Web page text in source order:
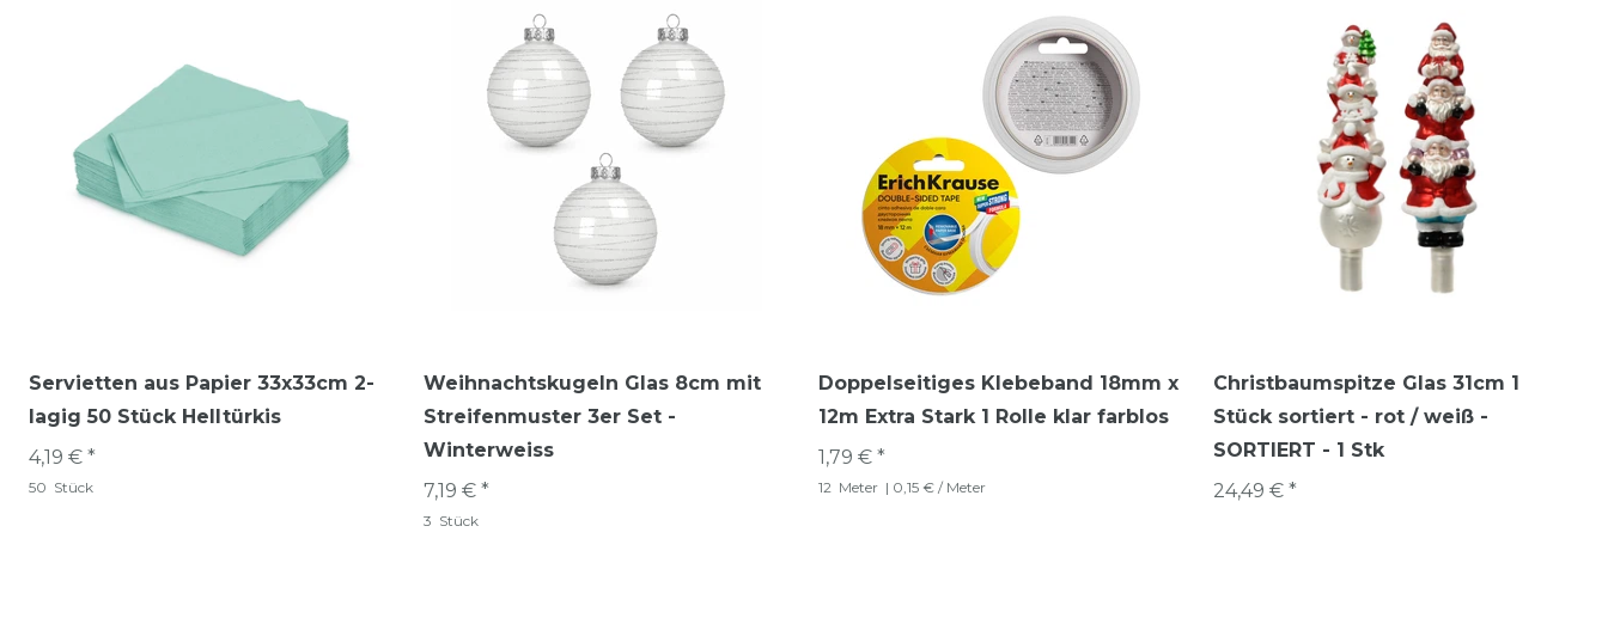
Servietten aus Papier 33x33cm 2-
lagig 50 Stück Helltürkis
4,19 € *
50 Stück
Weihnachtskugeln Glas 8cm mit
Streifenmuster 3er Set -
Winterweiss
7,19 € *
3 Stück
Doppelseitiges Klebeband 18mm x
12m Extra Stark 1 Rolle klar farblos
1,79 € *
12 Meter | 0,15 € / Meter
Christbaumspitze Glas 31cm 1
Stück sortiert - rot / weiß -
SORTIERT - 1 Stk
24,49 € *